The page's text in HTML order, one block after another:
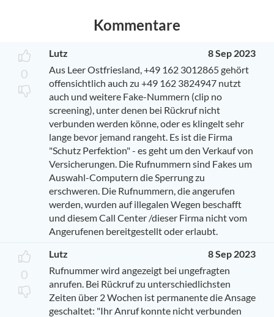
Kommentare
0
Lutz
8 Sep 2023
Aus Leer Ostfriesland, +49 162 3012865 gehört
offensichtlich auch zu +49 162 3824947 nutzt
auch und weitere Fake-Nummern (clip no
screening), unter denen bei Rückruf nicht
verbunden werden könne, oder es klingelt sehr
lange bevor jemand rangeht. Es ist die Firma
"Schutz Perfektion" - es geht um den Verkauf von
Versicherungen. Die Rufnummern sind Fakes um
Auswahl-Computern die Sperrung zu
erschweren. Die Rufnummern, die angerufen
werden, wurden auf illegalen Wegen beschafft
und diesem Call Center /dieser Firma nicht vom
Angerufenen bereitgestellt oder erlaubt.
0
Lutz
8 Sep 2023
Rufnummer wird angezeigt bei ungefragten
anrufen. Bei Rückruf zu unterschiedlichsten
Zeiten über 2 Wochen ist permanente die Ansage
geschaltet: "Ihr Anruf konnte nicht verbunden